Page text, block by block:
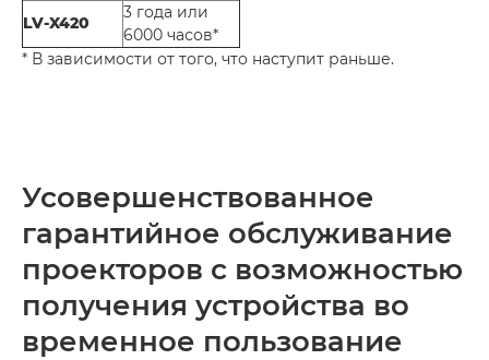
LV-X420
3 года или
6000 часов*
* В зависимости от того, что наступит раньше.
Усовершенствованное
гарантийное обслуживание
проекторов с возможностью
получения устройства во
временное пользование